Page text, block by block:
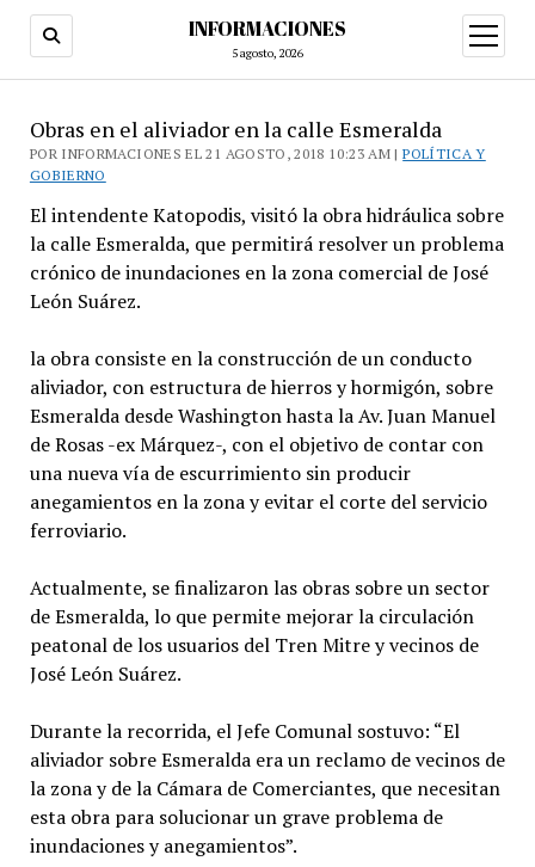
INFORMACIONES
5 agosto, 2026
abrir
menú
Obras en el aliviador en la calle Esmeralda
POR INFORMACIONES EL 21 AGOSTO, 2018 10:23 AM |POLÍTICA Y
GOBIERNO
El intendente Katopodis, visitó la obra hidráulica sobre
la calle Esmeralda, que permitirá resolver un problema
crónico de inundaciones en la zona comercial de José
León Suárez.
la obra consiste en la construcción de un conducto
aliviador, con estructura de hierros y hormigón, sobre
Esmeralda desde Washington hasta la Av. Juan Manuel
de Rosas -ex Márquez-, con el objetivo de contar con
una nueva vía de escurrimiento sin producir
anegamientos en la zona y evitar el corte del servicio
ferroviario.
Actualmente, se finalizaron las obras sobre un sector
de Esmeralda, lo que permite mejorar la circulación
peatonal de los usuarios del Tren Mitre y vecinos de
José León Suárez.
Durante la recorrida, el Jefe Comunal sostuvo: “El
aliviador sobre Esmeralda era un reclamo de vecinos de
la zona y de la Cámara de Comerciantes, que necesitan
esta obra para solucionar un grave problema de
inundaciones y anegamientos”.